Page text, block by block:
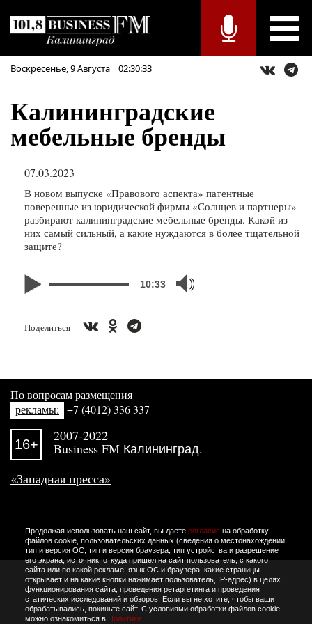
Воскресенье,9Августа 02:30:33
Калининградские
мебельные бренды
07.03.2023
В новом выпуске «Правового аспекта» патентные
поверенные из юридической фирмы «Солнцев и партнеры»
разбирают калининградские мебельные бренды. Какой из
них самый сильный, а какие нуждаются в более тщательной
защите?
10:33
Поделиться
Продолжая использовать наш сайт, вы даете согласиена обработку
файлов cookie, пользовательских данных (сведения о местонахождении,
тип и версия ОС, тип и версия браузера, тип устройства и разрешение
его экрана, источник, откуда пришел на сайт пользователь, с какого
сайта или по какой рекламе, язык ОС и браузера, какие страницы
открывает и на какие кнопки нажимает пользователь, IP-адрес) в целях
функционирования сайта, проведения ретаргетинга и проведения
статических исследований и обзоров. Если вы не хотите, чтобы ваши
обрабатывались, покиньте сайт. С условиями обработки файлов cookie
можно ознакомиться в Политике.
По вопросам размещения
рекламы: +7 (4012) 336 337
16+
2007-2022
Business FM Калининград.
«Западная пресса»